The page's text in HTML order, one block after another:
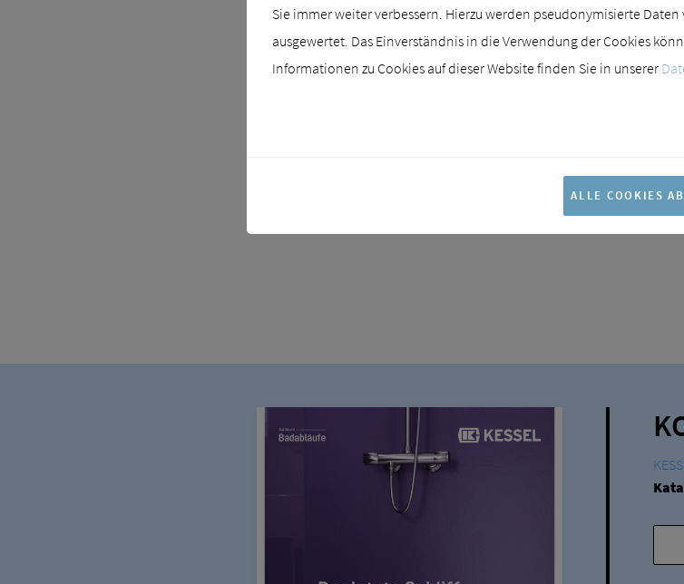
Sie immer weiter verbessern. Hierzu werden pseudonymisierte
ausgewertet. Das Einverständnis in die Verwendung der Cookies
Informationen zu Cookies auf dieser Website finden Sie in unserer
ALLE COOKIES